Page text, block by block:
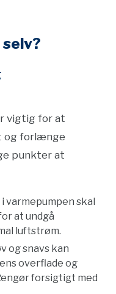
vigtig for at
og forlænge
punkter at
varmepumpen skal
at undgå
luftstrøm.
og snavs kan
overflade og
forsigtigt med